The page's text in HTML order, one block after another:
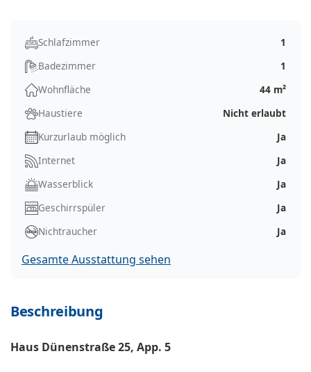
Schlafzimmer
1
Badezimmer
1
Wohnfläche
44 m²
Haustiere
Nicht erlaubt
Kurzurlaub möglich
Ja
Internet
Ja
Wasserblick
Ja
Geschirrspüler
Ja
Nichtraucher
Ja
Gesamte Ausstattung sehen
Beschreibung
Haus Dünenstraße 25, App. 5